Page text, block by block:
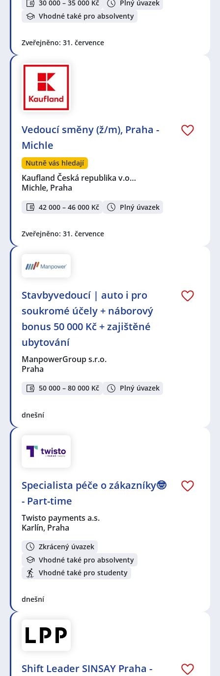
30 000 – 35 000 Kč
Plný úvazek
Vhodné také pro absolventy
Zveřejněno: 31. července
Vedoucí směny (ž/m), Praha -
Michle
Nutně vás hledají
Kaufland Česká republika v.o…
Michle, Praha
42 000 – 46 000 Kč Plný úvazek
Zveřejněno: 31. července
Stavbyvedoucí | auto i pro
soukromé účely + náborový
bonus 50 000 Kč + zajištěné
ubytování
ManpowerGroup s.r.o.
Praha
50 000 – 80 000 Kč Plný úvazek
dnešní
Specialista péče o zákazníky🤓
- Part-time
Twisto payments a.s.
Karlín, Praha
Zkrácený úvazek
Vhodné také pro absolventy
Vhodné také pro studenty
dnešní
Shift Leader SINSAY Praha -